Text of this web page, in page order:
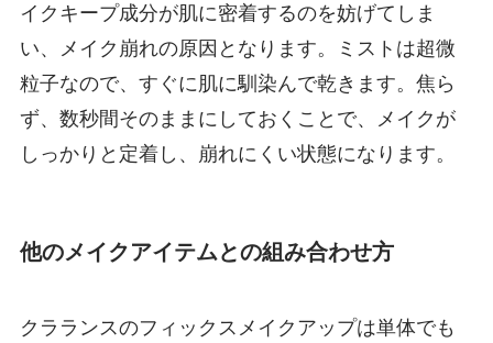
イクキープ成分が肌に密着するのを妨げてしま
い、メイク崩れの原因となります。ミストは超微
粒子なので、すぐに肌に馴染んで乾きます。焦ら
ず、数秒間そのままにしておくことで、メイクが
しっかりと定着し、崩れにくい状態になります。
他のメイクアイテムとの組み合わせ方
クラランスのフィックスメイクアップは単体でも